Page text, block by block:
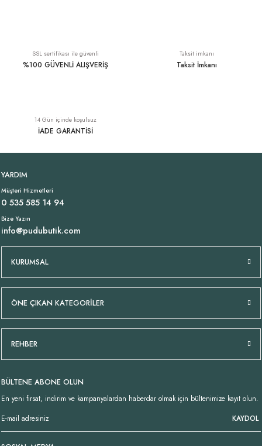
SSL sertifikası ile güvenli
%100 GÜVENLİ ALIŞVERİŞ
Taksit imkanı
Taksit İmkanı
14 Gün içinde koşulsuz
İADE GARANTİSİ
YARDIM
Müşteri Hizmetleri
0 535 585 14 94
Bize Yazın
info@pudubutik.com
KURUMSAL
ÖNE ÇIKAN KATEGORİLER
REHBER
BÜLTENE ABONE OLUN
En yeni fırsat, indirim ve kampanyalardan haberdar olmak için bültenimize kayıt olun.
KAYDOL